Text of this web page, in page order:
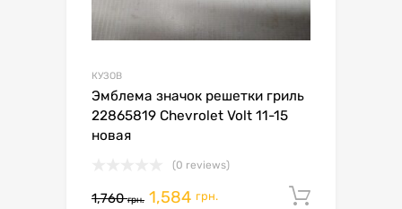
КУЗОВ
Эмблема значок решетки гриль
22865819 Chevrolet Volt 11-15
новая
(0 reviews)
1,760грн. 1,584 грн.